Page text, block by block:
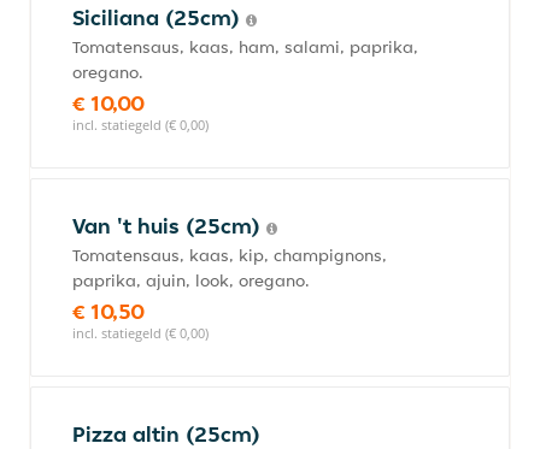
Siciliana (25cm)
Tomatensaus, kaas, ham, salami, paprika,
oregano.
€ 10,00
incl. statiegeld (€ 0,00)
Van 't huis (25cm)
Tomatensaus, kaas, kip, champignons,
paprika, ajuin, look, oregano.
€ 10,50
incl. statiegeld (€ 0,00)
Pizza altin (25cm)